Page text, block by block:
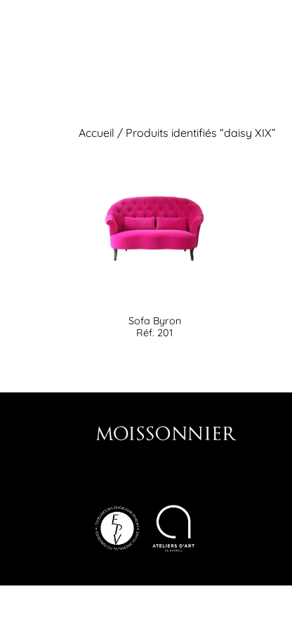
Accueil / Produits identifiés “daisy XIX”
Sofa Byron
Réf. 201